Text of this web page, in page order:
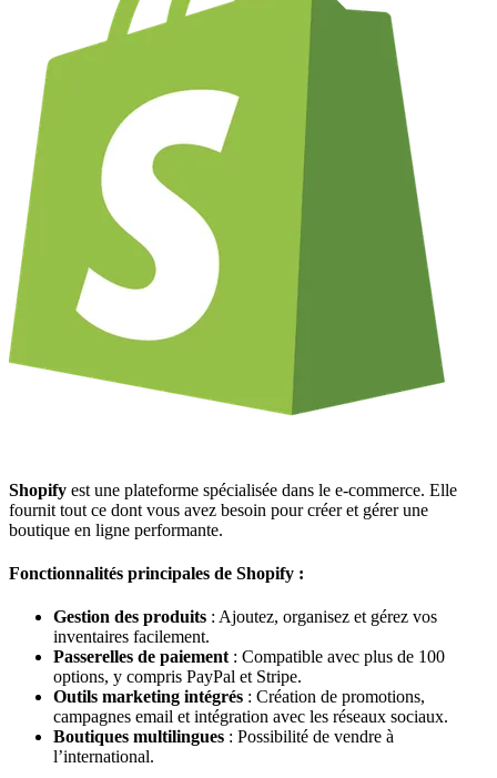
Shopify est une plateforme spécialisée dans le e-commerce. Elle
fournit tout ce dont vous avez besoin pour créer et gérer une
boutique en ligne performante.
Fonctionnalités principales de Shopify :
Gestion des produits : Ajoutez, organisez et gérez vos
inventaires facilement.
Passerelles de paiement : Compatible avec plus de 100
options, y compris PayPal et Stripe.
Outils marketing intégrés : Création de promotions,
campagnes email et intégration avec les réseaux sociaux.
Boutiques multilingues : Possibilité de vendre à
l’international.